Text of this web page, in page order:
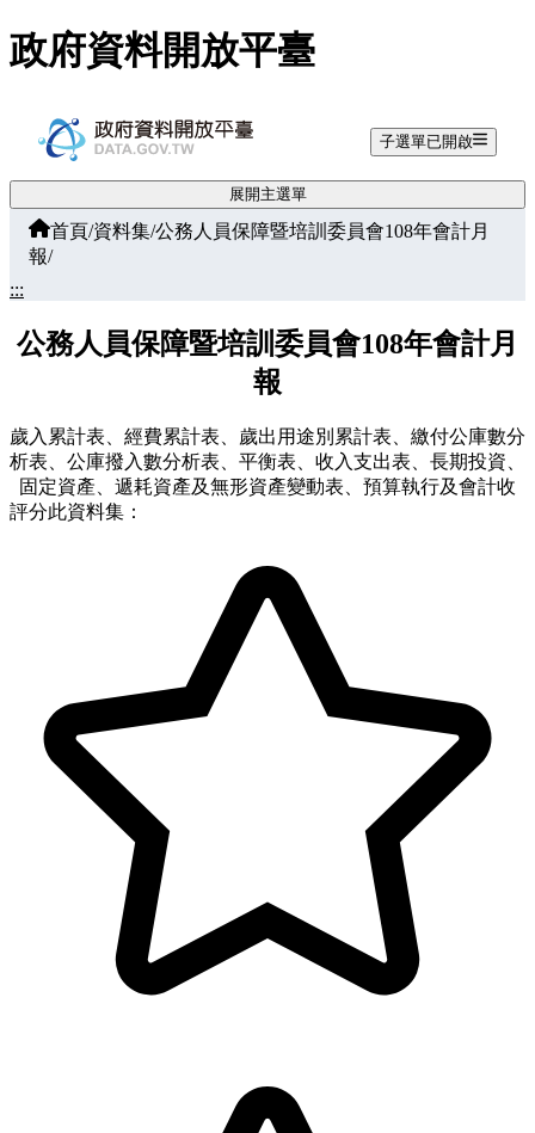
跳至主要內容
政府資料開放平臺
子選單已開啟
展開主選單
首頁/資料集/公務人員保障暨培訓委員會108年會計月
報/
:::
公務人員保障暨培訓委員會108年會計月
報
歲入累計表、經費累計表、歲出用途別累計表、繳付公庫數分
析表、公庫撥入數分析表、平衡表、收入支出表、長期投資、
固定資產、遞耗資產及無形資產變動表、預算執行及會計收
評分此資料集：